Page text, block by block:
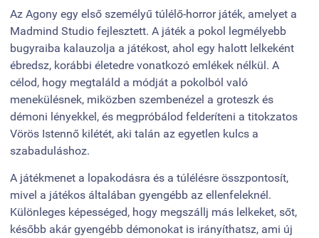
Az Agony egy első személyű túlélő-horror játék, amelyet a
Madmind Studio fejlesztett. A játék a pokol legmélyebb
bugyraiba kalauzolja a játékost, ahol egy halott lelkeként
ébredsz, korábbi életedre vonatkozó emlékek nélkül. A
célod, hogy megtaláld a módját a pokolból való
menekülésnek, miközben szembenézel a groteszk és
démoni lényekkel, és megpróbálod felderíteni a titokzatos
Vörös Istennő kilétét, aki talán az egyetlen kulcs a
szabaduláshoz.
A játékmenet a lopakodásra és a túlélésre összpontosít,
mivel a játékos általában gyengébb az ellenfeleknél.
Különleges képességed, hogy megszállj más lelkeket, sőt,
később akár gyengébb démonokat is irányíthatsz, ami új